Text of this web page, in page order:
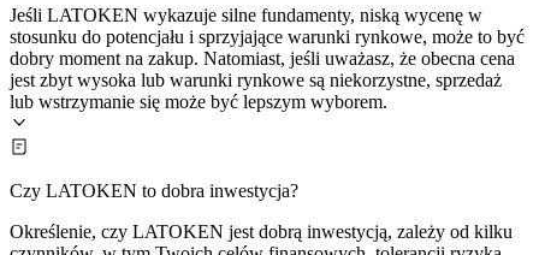
Jeśli LATOKEN wykazuje silne fundamenty, niską wycenę w
stosunku do potencjału i sprzyjające warunki rynkowe, może to być
dobry moment na zakup. Natomiast, jeśli uważasz, że obecna cena
jest zbyt wysoka lub warunki rynkowe są niekorzystne, sprzedaż
lub wstrzymanie się może być lepszym wyborem.
Czy LATOKEN to dobra inwestycja?
Określenie, czy LATOKEN jest dobrą inwestycją, zależy od kilku